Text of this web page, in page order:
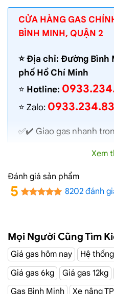
CỬA HÀNG GAS
BÌNH MINH, QUẬN 2
⭐️ Địa chỉ: Đường Bình
phố Hồ Chí Minh
⭐️ Hotline:
⭐️ Zalo:
✅✔️ Giao gas nhanh
✅✔️ Gas đủ ký, chất
kiểm định định kỳ
✅✔️ Bán gas đúng giá
✅✔️ Giao gas và lắp đặt
Đại Lý Gas Đường
Giao Gas Sài Gònvới hệ
Xem
Đánh giá sản phẩm
5 8202 đánh
Mọi Người Cũng Tìm
Giá gas hôm nay
Hệ
Giá gas 6kg
Giá gas 12kg
Gas Bình Minh
Xe nâng